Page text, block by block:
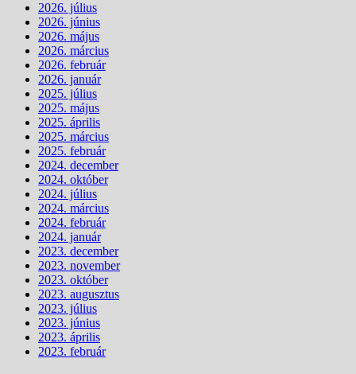
2026. július
2026. június
2026. május
2026. március
2026. február
2026. január
2025. július
2025. május
2025. április
2025. március
2025. február
2024. december
2024. október
2024. július
2024. március
2024. február
2024. január
2023. december
2023. november
2023. október
2023. augusztus
2023. július
2023. június
2023. április
2023. február